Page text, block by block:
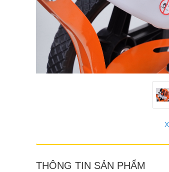
THÔNG TIN SẢN PHẨM